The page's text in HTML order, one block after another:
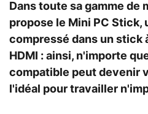
Dans toute sa gamme de
propose le Mini PC
compressé dans un stick
HDMI : ainsi, n'importe
compatible peut devenir
l'idéal pour travailler